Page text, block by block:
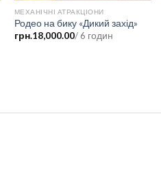
МЕХАНІЧНІ АТРАКЦІОНИ
Родео на бику «Дикий захід»
грн.18,000.00/ 6 годин